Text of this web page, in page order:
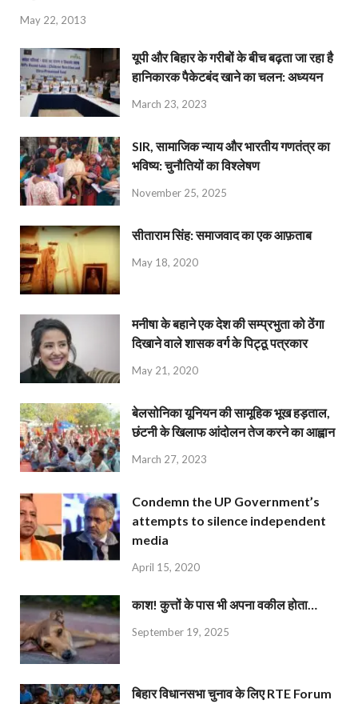
May 22, 2013
यूपी और बिहार के गरीबों के बीच बढ़ता जा रहा है
हानिकारक पैकेटबंद खाने का चलन: अध्ययन
March 23, 2023
SIR, सामाजिक न्याय और भारतीय गणतंत्र का
भविष्य: चुनौतियों का विश्लेषण
November 25, 2025
सीताराम सिंह: समाजवाद का एक आफ़ताब
May 18, 2020
मनीषा के बहाने एक देश की सम्प्रभुता को ठेंगा
दिखाने वाले शासक वर्ग के पिट्ठू पत्रकार
May 21, 2020
बेलसोनिका यूनियन की सामूहिक भूख हड़ताल,
छंटनी के खिलाफ आंदोलन तेज करने का आह्वान
March 27, 2023
Condemn the UP Government’s
attempts to silence independent
media
April 15, 2020
काश! कुत्तों के पास भी अपना वकील होता…
September 19, 2025
बिहार विधानसभा चुनाव के लिए RTE Forum